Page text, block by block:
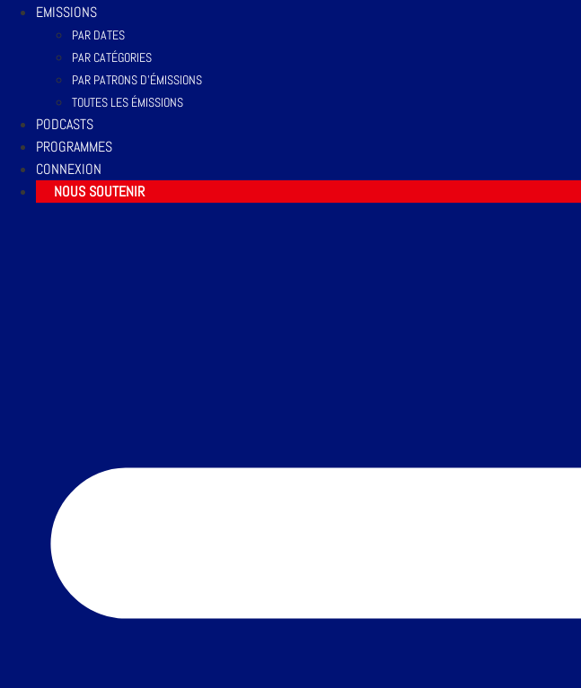
EMISSIONS
PAR DATES
PAR CATÉGORIES
PAR PATRONS D’ÉMISSIONS
TOUTES LES ÉMISSIONS
PODCASTS
PROGRAMMES
CONNEXION
NOUS SOUTENIR